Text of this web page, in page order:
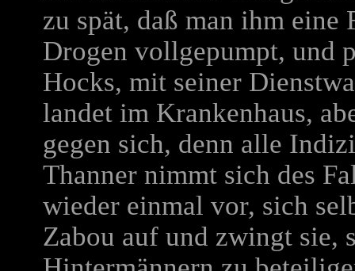
zu spät, daß man ihm
Drogen vollgepumpt, und
Hocks, mit seiner
landet im Krankenhaus,
gegen sich, denn alle
Thanner nimmt sich des
wieder einmal vor, sich
Zabou auf und zwingt sie,